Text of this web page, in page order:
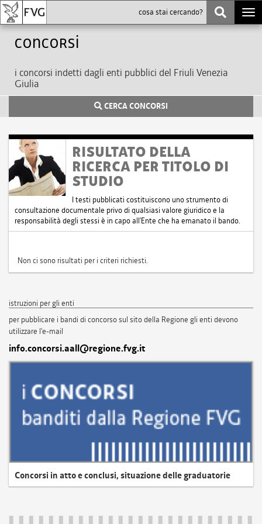
Concorsi
i concorsi indetti dagli enti pubblici del Friuli Venezia
Giulia
CERCA CONCORSI
RISULTATO DELLA
RICERCA PER TITOLO DI
STUDIO
I testi pubblicati costituiscono uno strumento di
consultazione documentale privo di qualsiasi valore giuridico e la
responsabilità degli stessi è in capo all'Ente che ha emanato il bando.
Non ci sono risultati per i criteri richiesti.
istruzioni per gli enti
per pubblicare i bandi di concorso sul sito della Regione gli enti devono
utilizzare l'e-mail
info.concorsi.aall@regione.fvg.it
Concorsi in atto e conclusi, situazione delle graduatorie